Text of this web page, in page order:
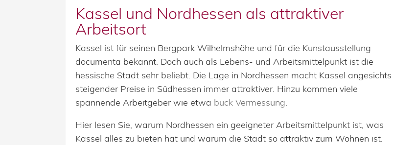
Kassel und Nordhessen als attraktiver
Arbeitsort
Kassel ist für seinen Bergpark Wilhelmshöhe und für die Kunstausstellung
documenta bekannt. Doch auch als Lebens- und Arbeitsmittelpunkt ist die
hessische Stadt sehr beliebt. Die Lage in Nordhessen macht Kassel angesichts
steigender Preise in Südhessen immer attraktiver. Hinzu kommen viele
spannende Arbeitgeber wie etwa buck Vermessung.
Hier lesen Sie, warum Nordhessen ein geeigneter Arbeitsmittelpunkt ist, was
Kassel alles zu bieten hat und warum die Stadt so attraktiv zum Wohnen ist.